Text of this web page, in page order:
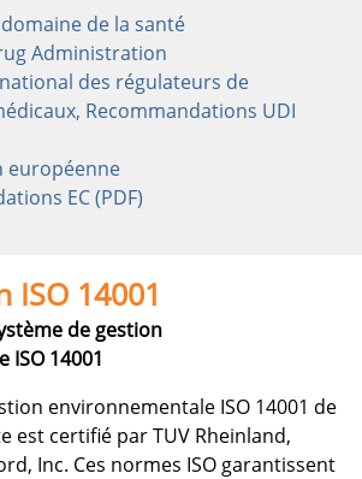
de la santé
Administration
des régulateurs de
Recommandations UDI
européenne
EC (PDF)
ISO 14001
de gestion
14001
environnementale ISO 14001 de
est certifié par TUV Rheinland,
Inc. Ces normes ISO garantissent